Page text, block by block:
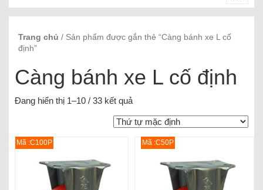
Trang chủ / Sản phẩm được gắn thẻ “Càng bánh xe L cố
định”
Càng bánh xe L cố định
Đang hiển thị 1–10 / 33 kết quả
Mã :C100P Mã :C50P